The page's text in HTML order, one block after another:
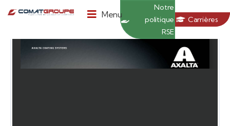
Menu
Notre
politique
RSE
Carrières